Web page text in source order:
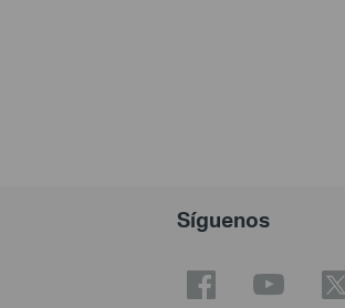
Síguenos